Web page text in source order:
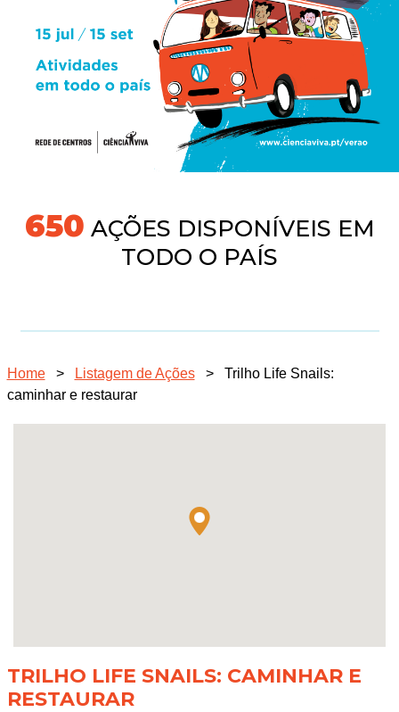
691AÇÕES DISPONÍVEIS EM
TODO O PAÍS
Home > Listagem de Ações >
Trilho Life Snails:
caminhar e restaurar
TRILHO LIFE SNAILS: CAMINHAR E
RESTAURAR